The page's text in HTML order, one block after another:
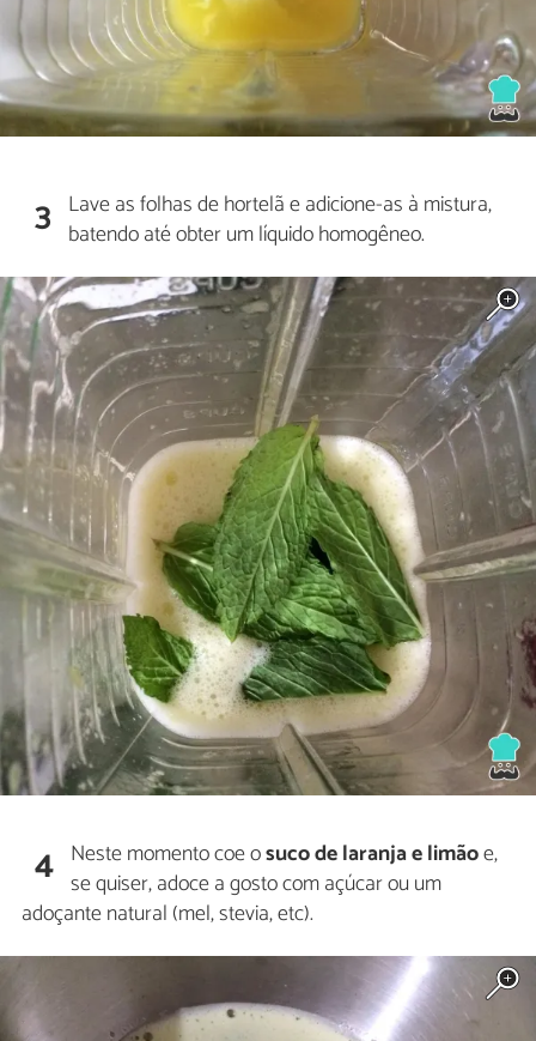
3 Lave as folhas de hortelã e adicione-as à mistura,
batendo até obter um líquido homogêneo.
4 Neste momento coe osuco de laranja e limãoe,
se quiser, adoce a gosto com açúcar ou um
adoçante natural (mel, stevia, etc).